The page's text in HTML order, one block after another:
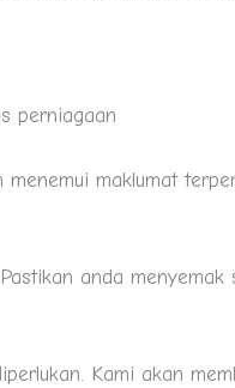
perniagaan
menemui maklumat
anda menyemak
Kami akan